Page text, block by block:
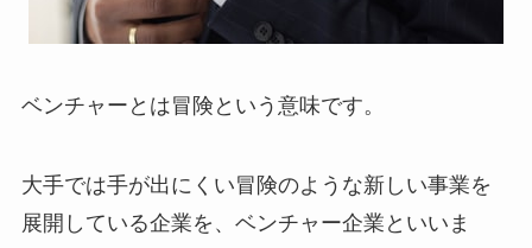
ベンチャーとは冒険という意味です。
大手では手が出にくい冒険のような新しい事業を
展開している企業を、ベンチャー企業といいま